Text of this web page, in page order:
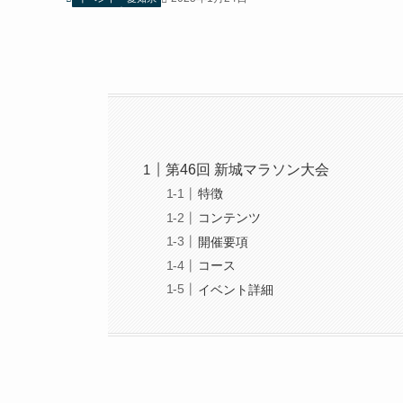
第46回 新城マラソン大会
特徴
コンテンツ
開催要項
コース
イベント詳細